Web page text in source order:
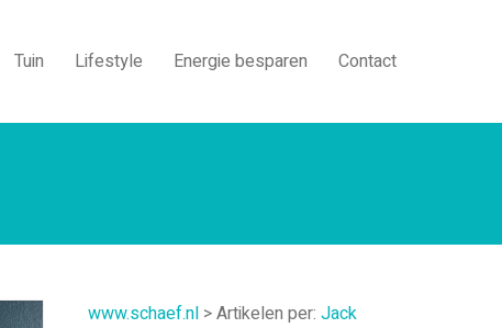
Tuin Lifestyle Energie besparen Contact
www.schaef.nl >Artikelen per: Jack